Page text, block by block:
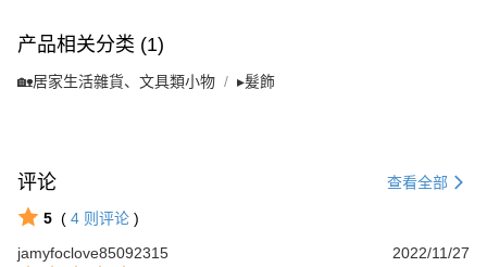
产品相关分类 (1)
🏡居家生活雜貨、文具類小物 ▸髮飾
评论 查看全部
5 ( 4 则评论 )
jamyfoclove85092315
2022/11/27